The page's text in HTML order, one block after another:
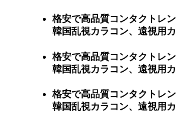
格安で高品質コンタクトレ
韓国乱視カラコン、遠視用
格安で高品質コンタクトレ
韓国乱視カラコン、遠視用
格安で高品質コンタクトレ
韓国乱視カラコン、遠視用